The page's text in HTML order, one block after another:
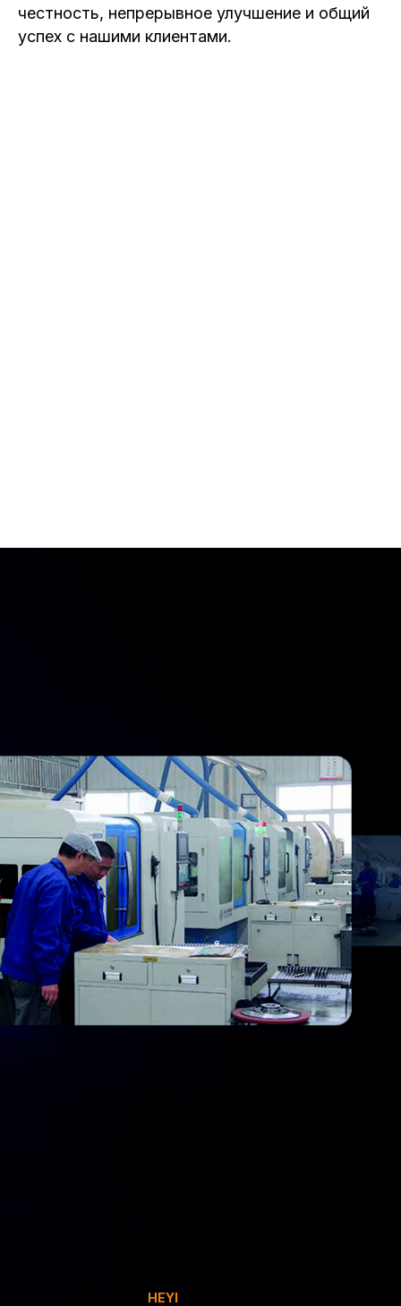
честность, непрерывное улучшение и общий
успех с нашими клиентами.
HEYI